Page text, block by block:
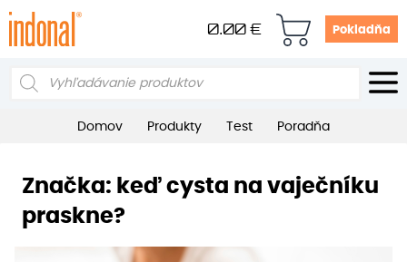
0.00 € Pokladňa
Products
Domov Produkty Test Poradňa
Značka: keď cysta na vaječníku
praskne?